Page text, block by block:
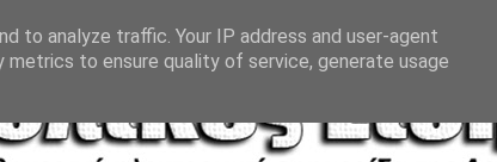
to analyze traffic. Your IP address and user-agent
to ensure quality of service, generate usage